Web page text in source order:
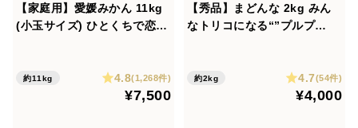
【家庭用】愛媛みかん 11kg
(小玉サイズ) ひとくちで恋す
約11kg 4.8(1,268件)
¥7,500
【秀品】まどんな 2kg みん
なトリコになる“”プルプ
約2kg 4.7(54件)
¥4,000